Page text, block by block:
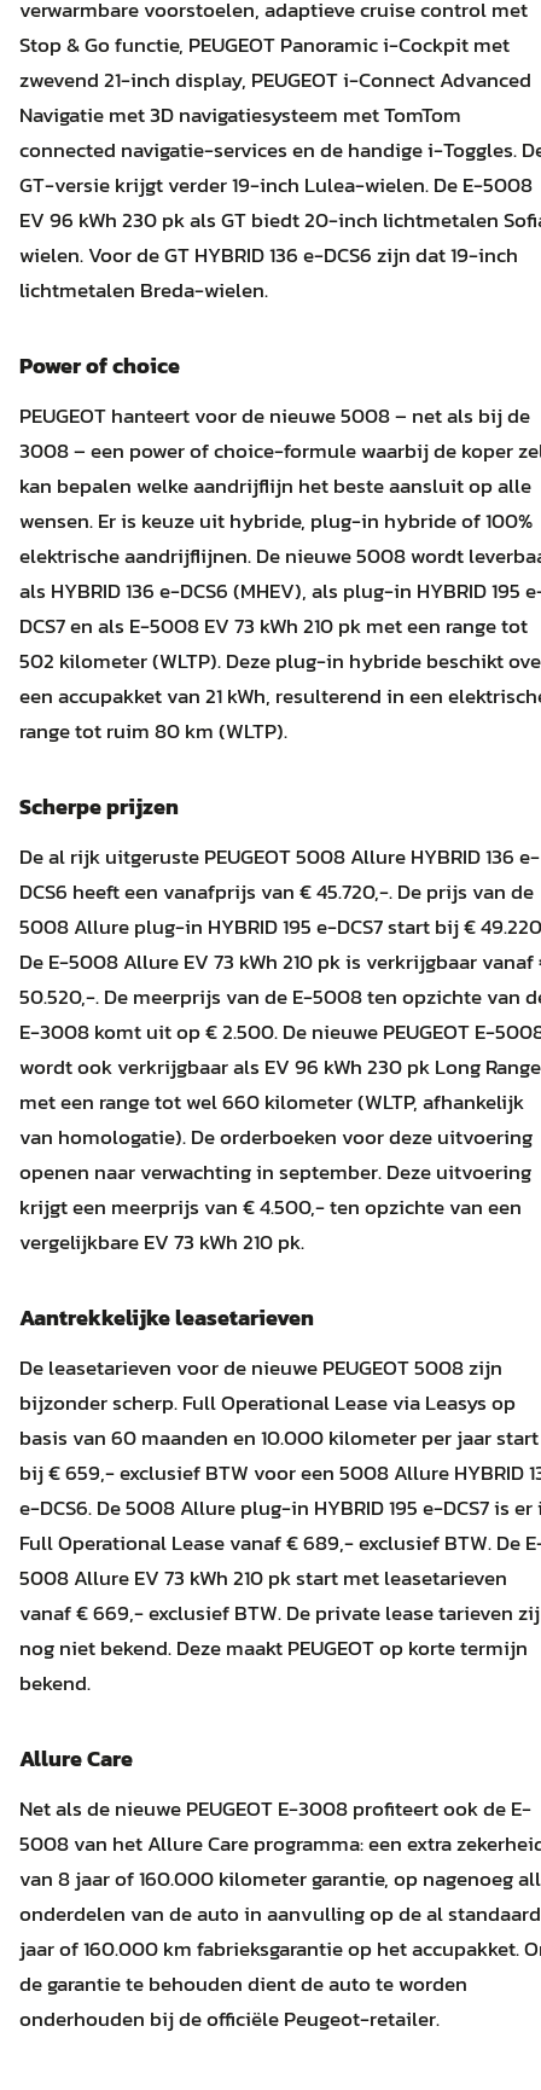
verwarmbare voorstoelen, adaptieve cruise control met
Stop & Go functie, PEUGEOT Panoramic i-Cockpit met
zwevend 21-inch display, PEUGEOT i-Connect Advanced
Navigatie met 3D navigatiesysteem met TomTom
connected navigatie-services en de handige i-Toggles.
GT-versie krijgt verder 19-inch Lulea-wielen. De E-5008
EV 96 kWh 230 pk als GT biedt 20-inch lichtmetalen
wielen. Voor de GT HYBRID 136 e-DCS6 zijn dat 19-inch
lichtmetalen Breda-wielen.
Power of choice
PEUGEOT hanteert voor de nieuwe 5008 – net als bij de
3008 – een power of choice-formule waarbij de koper
kan bepalen welke aandrijflijn het beste aansluit op alle
wensen. Er is keuze uit hybride, plug-in hybride of 100%
elektrische aandrijflijnen. De nieuwe 5008 wordt
als HYBRID 136 e-DCS6 (MHEV), als plug-in HYBRID 195
DCS7 en als E-5008 EV 73 kWh 210 pk met een range tot
502 kilometer (WLTP). Deze plug-in hybride beschikt
een accupakket van 21 kWh, resulterend in een
range tot ruim 80 km (WLTP).
Scherpe prijzen
De al rijk uitgeruste PEUGEOT 5008 Allure HYBRID 136 e-
DCS6 heeft een vanafprijs van € 45.720,-. De prijs van de
5008 Allure plug-in HYBRID 195 e-DCS7 start bij €
De E-5008 Allure EV 73 kWh 210 pk is verkrijgbaar vanaf
50.520,-. De meerprijs van de E-5008 ten opzichte van
E-3008 komt uit op € 2.500. De nieuwe PEUGEOT E-
wordt ook verkrijgbaar als EV 96 kWh 230 pk Long Range
met een range tot wel 660 kilometer (WLTP, afhankelijk
van homologatie). De orderboeken voor deze uitvoering
openen naar verwachting in september. Deze uitvoering
krijgt een meerprijs van € 4.500,- ten opzichte van een
vergelijkbare EV 73 kWh 210 pk.
Aantrekkelijke leasetarieven
De leasetarieven voor de nieuwe PEUGEOT 5008 zijn
bijzonder scherp. Full Operational Lease via Leasys op
basis van 60 maanden en 10.000 kilometer per jaar start
bij € 659,- exclusief BTW voor een 5008 Allure HYBRID
e-DCS6. De 5008 Allure plug-in HYBRID 195 e-DCS7 is er
Full Operational Lease vanaf € 689,- exclusief BTW. De
5008 Allure EV 73 kWh 210 pk start met leasetarieven
vanaf € 669,- exclusief BTW. De private lease tarieven
nog niet bekend. Deze maakt PEUGEOT op korte termijn
bekend.
Allure Care
Net als de nieuwe PEUGEOT E-3008 profiteert ook de E-
5008 van het Allure Care programma: een extra
van 8 jaar of 160.000 kilometer garantie, op nagenoeg
onderdelen van de auto in aanvulling op de al
jaar of 160.000 km fabrieksgarantie op het accupakket.
de garantie te behouden dient de auto te worden
onderhouden bij de officiële Peugeot-retailer.